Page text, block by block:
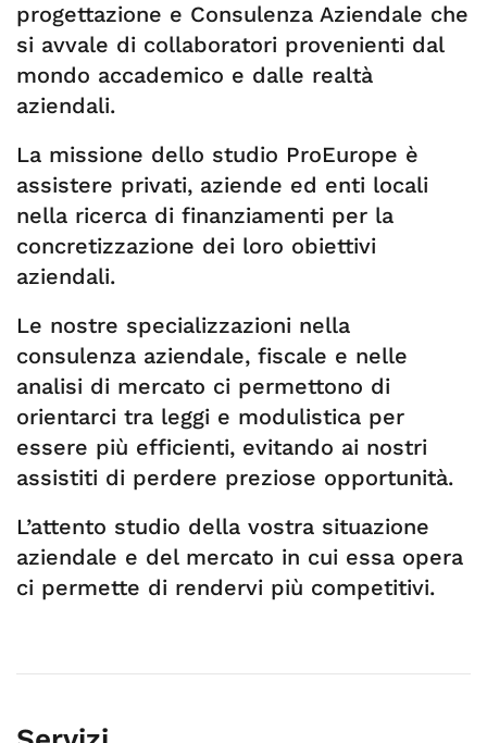
progettazione e Consulenza Aziendale che
si avvale di collaboratori provenienti dal
mondo accademico e dalle realtà
aziendali.
La missione dello studio ProEurope è
assistere privati, aziende ed enti locali
nella ricerca di finanziamenti per la
concretizzazione dei loro obiettivi
aziendali.
Le nostre specializzazioni nella
consulenza aziendale, fiscale e nelle
analisi di mercato ci permettono di
orientarci tra leggi e modulistica per
essere più efficienti, evitando ai nostri
assistiti di perdere preziose opportunità.
L’attento studio della vostra situazione
aziendale e del mercato in cui essa opera
ci permette di rendervi più competitivi.